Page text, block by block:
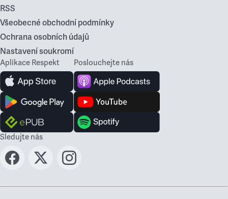
RSS
Všeobecné obchodní podmínky
Ochrana osobních údajů
Nastavení soukromí
Aplikace Respekt Poslouchejte nás
Sledujte nás